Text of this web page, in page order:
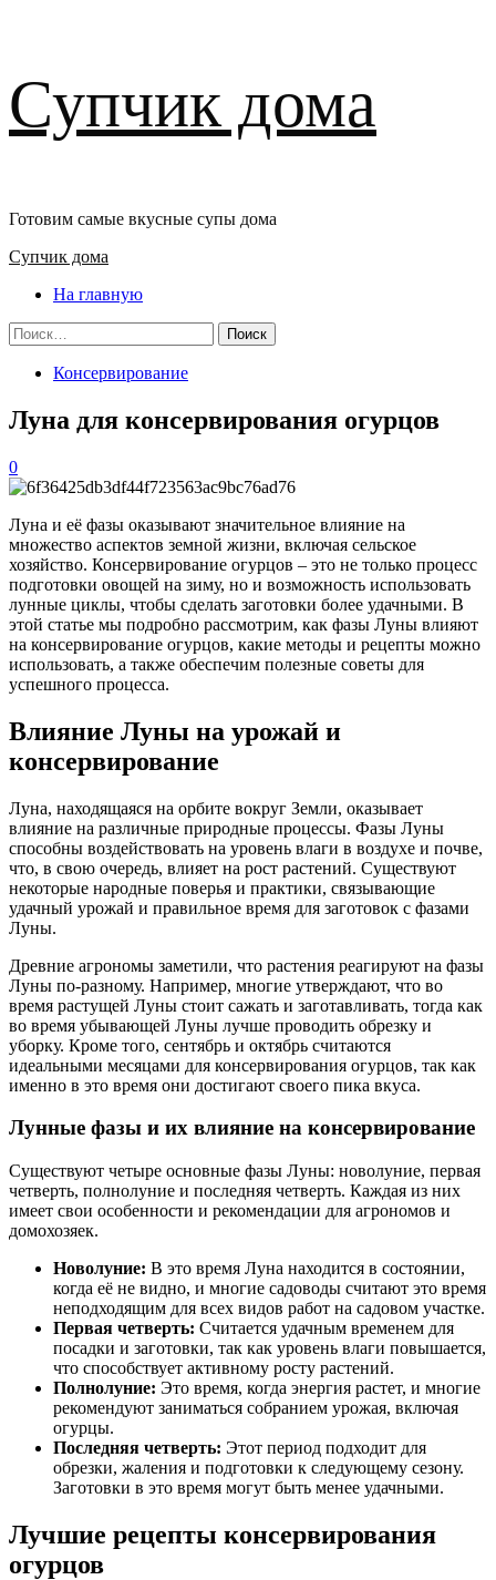
к
содержимому
Супчик дома
Готовим самые вкусные супы дома
Основное
Супчик дома
На главную
Найти:
Консервирование
Луна для консервирования огурцов
0
Луна и её фазы оказывают значительное влияние на
множество аспектов земной жизни, включая сельское
хозяйство. Консервирование огурцов – это не только процесс
подготовки овощей на зиму, но и возможность использовать
лунные циклы, чтобы сделать заготовки более удачными. В
этой статье мы подробно рассмотрим, как фазы Луны влияют
на консервирование огурцов, какие методы и рецепты можно
использовать, а также обеспечим полезные советы для
успешного процесса.
Влияние Луны на урожай и
консервирование
Луна, находящаяся на орбите вокруг Земли, оказывает
влияние на различные природные процессы. Фазы Луны
способны воздействовать на уровень влаги в воздухе и почве,
что, в свою очередь, влияет на рост растений. Существуют
некоторые народные поверья и практики, связывающие
удачный урожай и правильное время для заготовок с фазами
Луны.
Древние агрономы заметили, что растения реагируют на фазы
Луны по-разному. Например, многие утверждают, что во
время растущей Луны стоит сажать и заготавливать, тогда как
во время убывающей Луны лучше проводить обрезку и
уборку. Кроме того, сентябрь и октябрь считаются
идеальными месяцами для консервирования огурцов, так как
именно в это время они достигают своего пика вкуса.
Лунные фазы и их влияние на консервирование
Существуют четыре основные фазы Луны: новолуние, первая
четверть, полнолуние и последняя четверть. Каждая из них
имеет свои особенности и рекомендации для агрономов и
домохозяек.
Новолуние: В это время Луна находится в состоянии,
когда её не видно, и многие садоводы считают это время
неподходящим для всех видов работ на садовом участке.
Первая четверть: Считается удачным временем для
посадки и заготовки, так как уровень влаги повышается,
что способствует активному росту растений.
Полнолуние: Это время, когда энергия растет, и многие
рекомендуют заниматься собранием урожая, включая
огурцы.
Последняя четверть: Этот период подходит для
обрезки, жаления и подготовки к следующему сезону.
Заготовки в это время могут быть менее удачными.
Лучшие рецепты консервирования
огурцов